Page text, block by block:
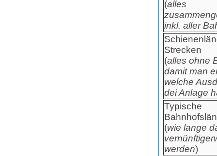
(alles
inkl. aller
Strecken
(alles ohne
damit man
welche
dei Anlage
Typische
(wie lange
werden)